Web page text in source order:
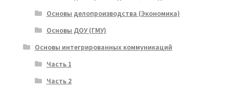
Основы делопроизводства (Экономика)
Основы ДОУ (ГМУ)
Основы интегрированных коммуникаций
Часть 1
Часть 2